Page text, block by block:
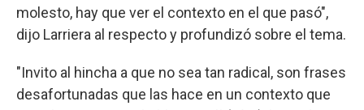
molesto, hay que ver el contexto en el que pasó",
dijo Larriera al respecto y profundizó sobre el tema.
"Invito al hincha a que no sea tan radical, son frases
desafortunadas que las hace en un contexto que